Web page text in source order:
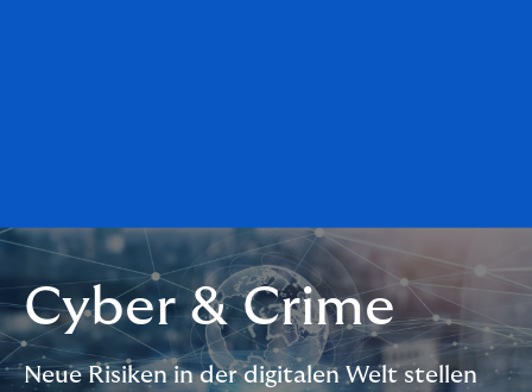
Cyber & Crime
Neue Risiken in der digitalen Welt stellen